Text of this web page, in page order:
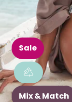
Sale
Mix & Match